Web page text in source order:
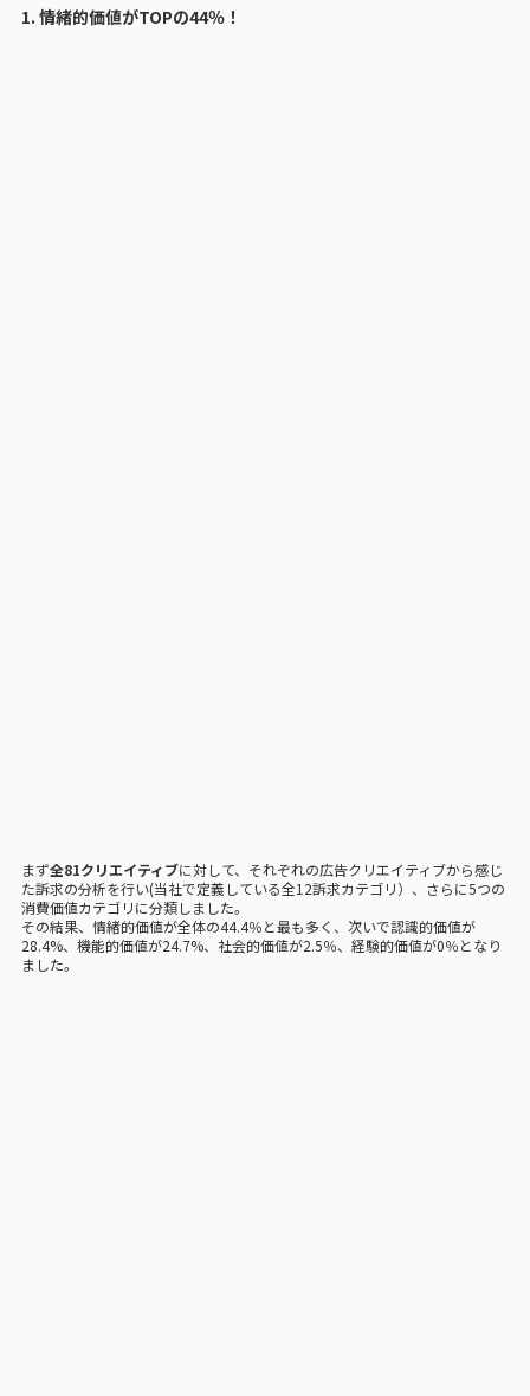
1. 情緒的価値がTOPの44％！
まず全81クリエイティブに対して、それぞれの広告クリエイティブから感じ
た訴求の分析を行い(当社で定義している全12訴求カテゴリ）、さらに5つの
消費価値カテゴリに分類しました。
その結果、情緒的価値が全体の44.4％と最も多く、次いで認識的価値が
28.4%、機能的価値が24.7%、社会的価値が2.5％、経験的価値が0％となり
ました。